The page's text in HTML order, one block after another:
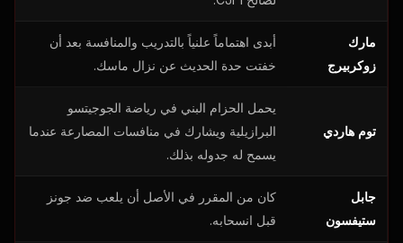
مارك
زوكربيرج
أبدى اهتماماً علنياً بالتدريب والمنافسة بعد أن
خفتت حدة الحديث عن نزال ماسك.
توم هاردي
يحمل الحزام البني في رياضة الجوجيتسو
البرازيلية ويشارك في منافسات المصارعة عندما
يسمح له جدوله بذلك.
جابل
ستيفسون
كان من المقرر في الأصل أن يلعب ضد جونز
قبل انسحابه.